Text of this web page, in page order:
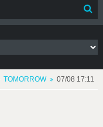
TOMORROW 07/08 17:11